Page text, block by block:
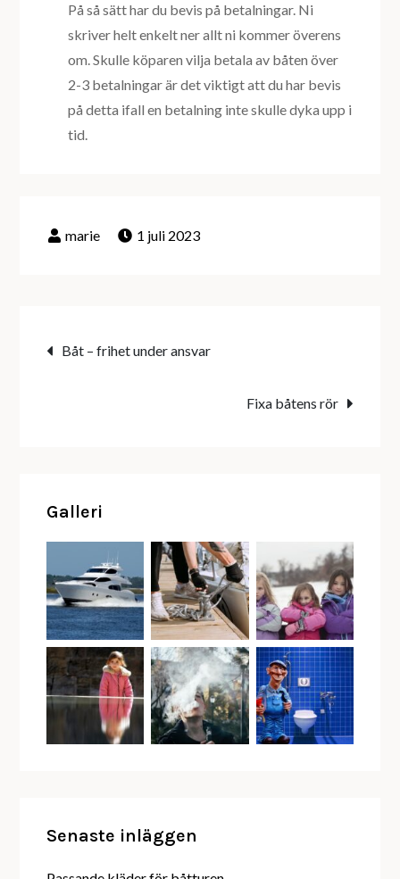
På så sätt har du bevis på betalningar. Ni
skriver helt enkelt ner allt ni kommer överens
om. Skulle köparen vilja betala av båten över
2-3 betalningar är det viktigt att du har bevis
på detta ifall en betalning inte skulle dyka upp i
tid.
1 juli 2023
Inläggsnavigering
Båt – frihet under ansvar
Fixa båtens rör
Galleri
Senaste inläggen